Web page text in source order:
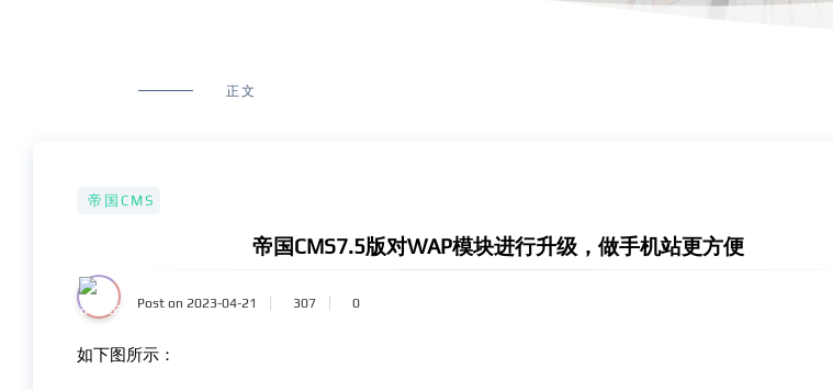
正文
帝国CMS
帝国CMS7.5版对WAP模块进行升级，做手机站更方便
Post on 2023-04-21 307 0
如下图所示：